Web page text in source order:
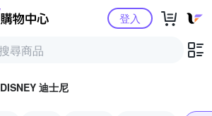
Yahoo購物中心登入
DISNEY 迪士尼